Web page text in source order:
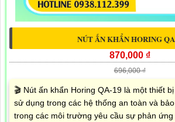
NÚT ẤN KHẨN HORING
870,000 ₫
696,000 ₫
🎬 Nút ấn khẩn Horing QA-19 là một thiết
sử dụng trong các hệ thống an toàn và
trong các môi trường yêu cầu sự phản